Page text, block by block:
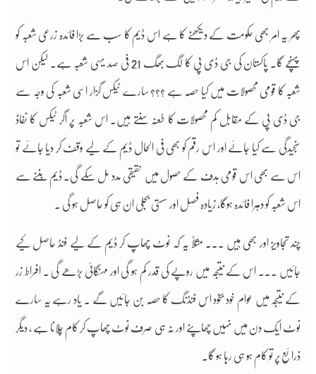
پھر یہ امر بھی حکومت کے دیکھنے کا ہے اس ڈیم کا سب سے بڑا فائدہ زرعی شعبہ کو
پہنچے گا۔ پاکستان کی جی ڈی پی کا لگ بھگ 21 فی صد یہی شعبہ ہے۔ لیکن اس
شعبہ کا قومی محصولات میں کیا حصہ ہے ؟؟؟ سارے ٹیکس گزار اسی شعبہ کی وجہ سے
جی ڈی پی کے مقابل کم محصولات کا طعنہ سنتے ہیں۔ اس شعبہ پر اگر ٹیکس کا نفاذ
سنجیدگی سے کیا جائے اور اس رقم کو بھی فی الحال ڈیم کے لیے وقف کر دیا جائے تو
اس سے بھی اس قومی ہدف کے حصول میں حقیقی مدد مل سکے گی۔ ڈیم بننے سے
اس شعبہ کو دہرا فائدہ ہوگا، زیادہ فصل اور سستی بجلی ان ہی کو حاصل ہو گی ۔
چند تجاویز اور بھی ہیں ۔۔۔ مثلاً یہ کہ نوٹ چھاپ کر ڈیم کے لیے فنڈ حاصل کیے
جائیں ۔۔۔ اس کے نتیجہ میں روپے کی قدر کم ہو گی اور مہنگائی بڑھے گی ۔ افراط زر
کے نتیجہ میں عوام خود بخود اس فنڈنگ کا حصہ بن جائیں گے ۔ یاد رہے یہ سارے
نوٹ ایک دن میں نہیں چھاپنے اور نہ ہی صرف نوٹ چھاپ کر کام چلانا ہے ، دیگر
ذرائع پر تو کام ہو ہی رہا ہو گا۔